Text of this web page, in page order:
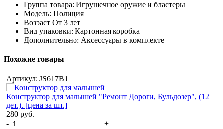
Группа товара: Игрушечное оружие и бластеры
Модель: Полиция
Возраст От 3 лет
Вид упаковки: Картонная коробка
Дополнительно: Аксессуары в комплекте
Похожие товары
Артикул: JS617B1
Конструктор для малышей "Ремонт Дороги, Бульдозер", (12
дет.). [цена за шт.]
280 руб.
-
+